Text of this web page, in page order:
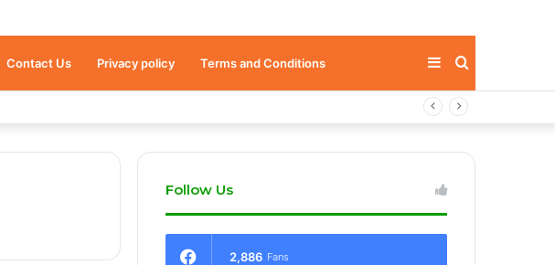
Contact Us Privacy policy Terms and Conditions Sidebar
Follow Us
2,886 Fans